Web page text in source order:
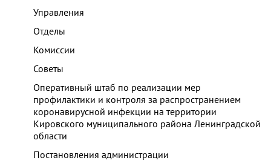
Управления
Отделы
Комиссии
Советы
Оперативный штаб по реализации мер
профилактики и контроля за распространением
коронавирусной инфекции на территории
Кировского муниципального района Ленинградской
области
Постановления администрации